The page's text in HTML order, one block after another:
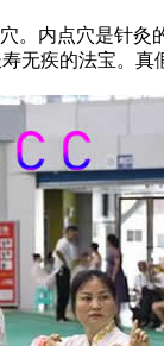
内点穴是针灸
无疾的法宝。真